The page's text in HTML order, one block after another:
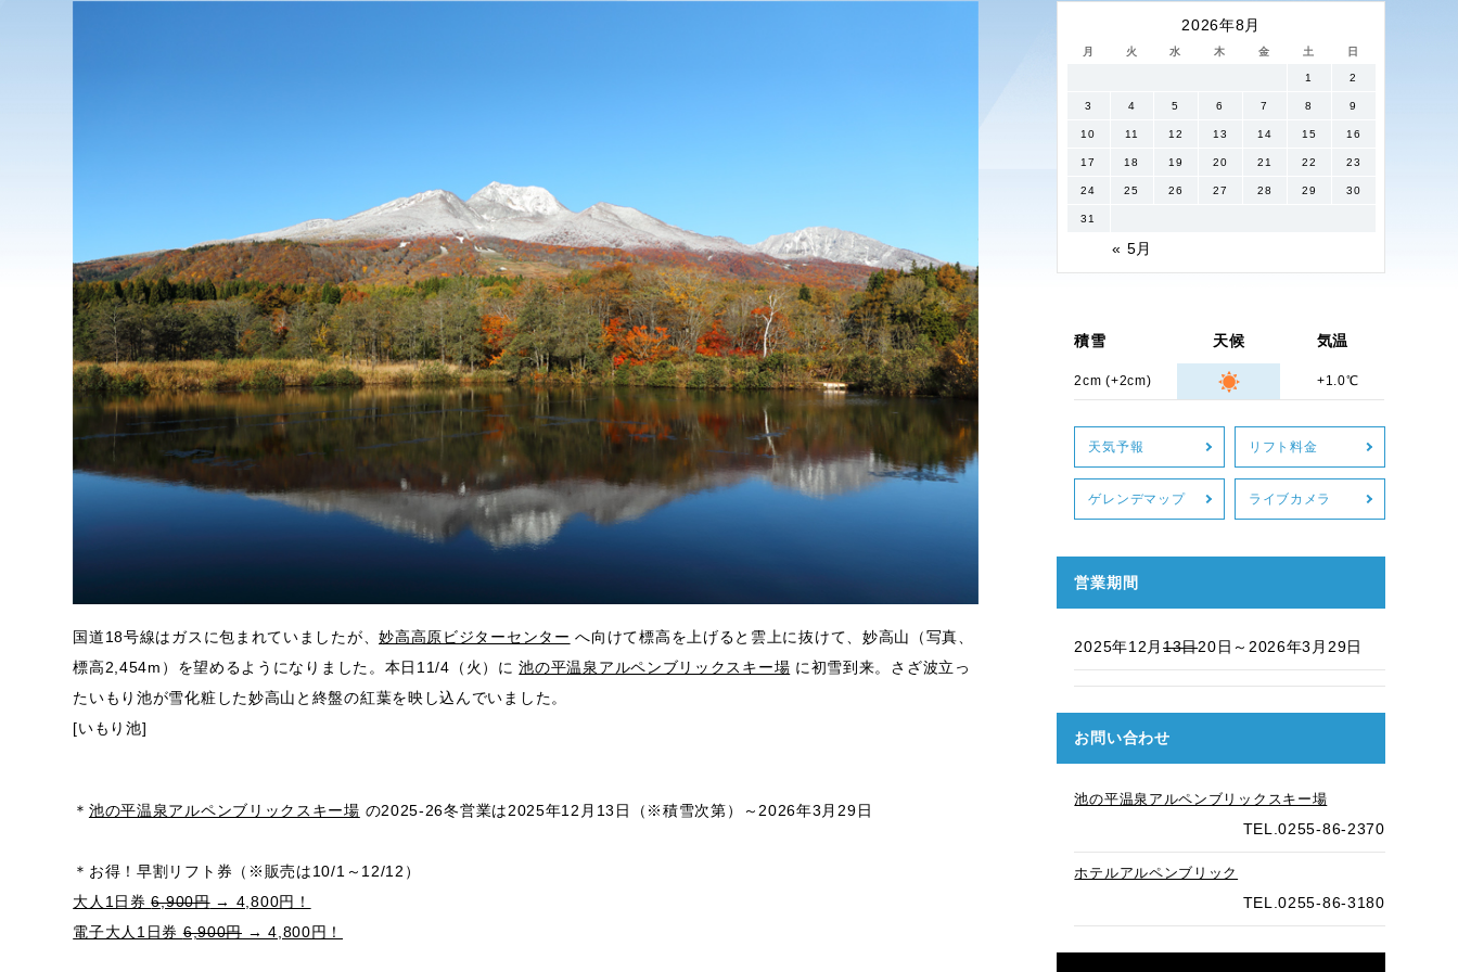
国道18号線はガスに包まれていましたが、妙高高原ビジターセンター へ向けて標高を上げると雲上に抜けて、妙高山（写真、
標高2,454m）を望めるようになりました。本日11/4（火）に池の平温泉アルペンブリックスキー場 に初雪到来。さざ波立っ
たいもり池が雪化粧した妙高山と終盤の紅葉を映し込んでいました。
[いもり池]
＊ 池の平温泉アルペンブリックスキー場 の2025-26冬営業は2025年12月13日（※積雪次第）～2026年3月29日
＊お得！早割リフト券（※販売は10/1～12/12）
大人1日券6,900円→ 4,800円！
電子大人1日券6,900円 → 4,800円！
2026年8月
月 火 水 木 金 土 日
« 5月
1 2
3 4 5 6 7 8 9
10 11 12 13 14 15 16
17 18 19 20 21 22 23
24 25 26 27 28 29 30
31
積雪 天候 気温
2cm (+2cm) +1.0℃
天気予報 リフト料金
ゲレンデマップ ライブカメラ
営業期間
2025年12月13日20日～2026年3月29日
お問い合わせ
池の平温泉アルペンブリックスキー場
TEL.0255-86-2370
ホテルアルペンブリック
TEL.0255-86-3180